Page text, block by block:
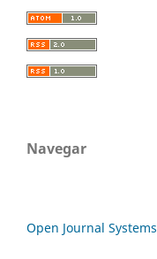
Navegar
Open Journal Systems